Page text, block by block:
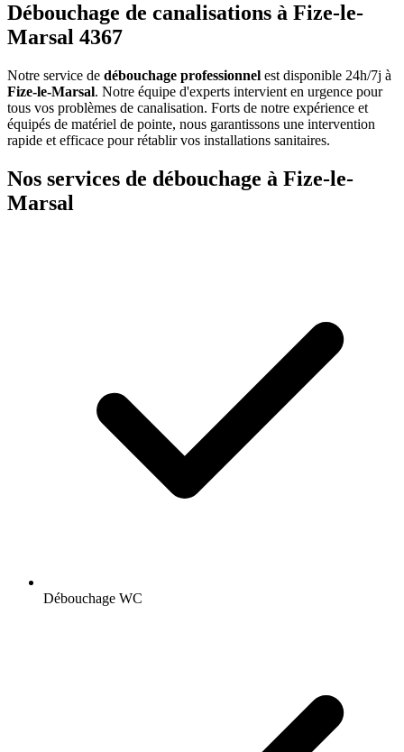
Débouchage de canalisations à Fize-le-
Marsal 4367
Notre service de débouchage professionnel est disponible 24h/7j à
Fize-le-Marsal. Notre équipe d'experts intervient en urgence pour
tous vos problèmes de canalisation. Forts de notre expérience et
équipés de matériel de pointe, nous garantissons une intervention
rapide et efficace pour rétablir vos installations sanitaires.
Nos services de débouchage à Fize-le-
Marsal
Débouchage WC